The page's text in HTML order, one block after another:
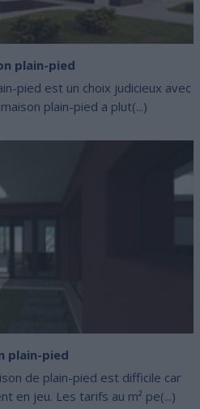
plain-pied
pied est un choix judicieux avec
plain-pied a plut(...)
plain-pied
de plain-pied est difficile car
en jeu. Les tarifs au m² pe(...)